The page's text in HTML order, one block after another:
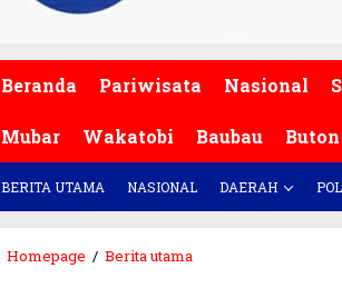
Beranda Pariwisata Nasional
Mubar Wakatobi Baubau Buton
BERITA UTAMA NASIONAL DAERAH
Homepage / Berita utama